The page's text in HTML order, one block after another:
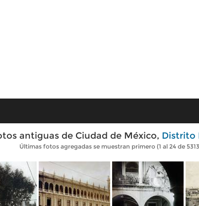
antiguas de Ciudad de México, Distrito
Últimas fotos agregadas se muestran primero (1 al 24 de